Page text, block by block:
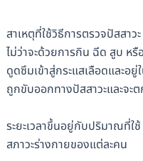
สาเหตุที่ใช้วิธีการตรวจปัสสาว
ไม่ว่าจะด้วยการกิน ฉีด สูบ ห
ดูดซึมเข้าสู่กระแสเลือดและอ
ถูกขับออกทางปัสสาวะและจะ
ระยะเวลาขึ้นอยู่กับปริมาณที่ใ
สภาวะร่างกายของแต่ละคน